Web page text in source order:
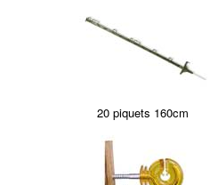
20 piquets 160cm